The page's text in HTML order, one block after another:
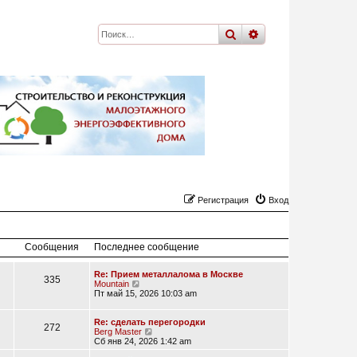
поискрасширенный
Вход
Регистрация
Сообщения Последнее сообщение
335
Re: Прием металлалома в Москве
Mountain
е
й
т
и
Пт май 15, 2026 10:03 am
272
Re: сделать перегородки
Berg Master
е
Сб янв 24, 2026 1:42 am